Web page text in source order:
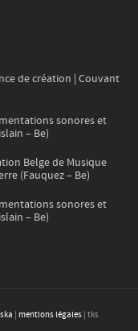
de création | Couvant
sonores et
– Be)
Belge de Musique
(Fauquez – Be)
sonores et
– Be)
mentions légales | tks